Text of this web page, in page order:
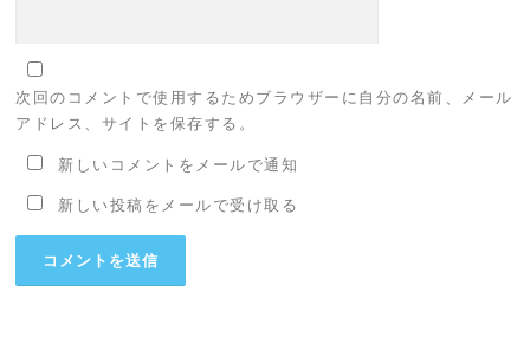
次回のコメントで使用するためブラウザーに自分の名前、メール
アドレス、サイトを保存する。
新しいコメントをメールで通知
新しい投稿をメールで受け取る